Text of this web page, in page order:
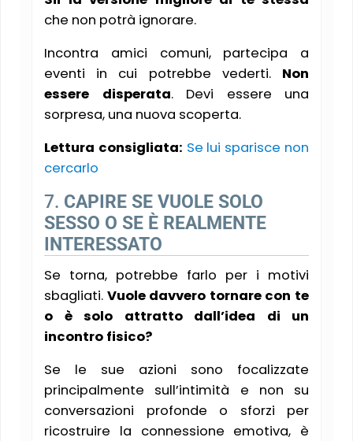
che non potrà ignorare.
Incontra amici comuni, partecipa a
eventi in cui potrebbe vederti. Non
essere disperata. Devi essere una
sorpresa, una nuova scoperta.
Lettura consigliata: Se lui sparisce non
cercarlo
7. CAPIRE SE VUOLE SOLO
SESSO O SE È REALMENTE
INTERESSATO
Se torna, potrebbe farlo per i motivi
sbagliati. Vuole davvero tornare con te
o è solo attratto dall’idea di un
incontro fisico?
Se le sue azioni sono focalizzate
principalmente sull’intimità e non su
conversazioni profonde o sforzi per
ricostruire la connessione emotiva, è